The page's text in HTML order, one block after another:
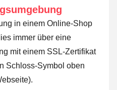
in einem Online-Shop
immer über eine
mit einem SSL-Zertifikat
Schloss-Symbol oben